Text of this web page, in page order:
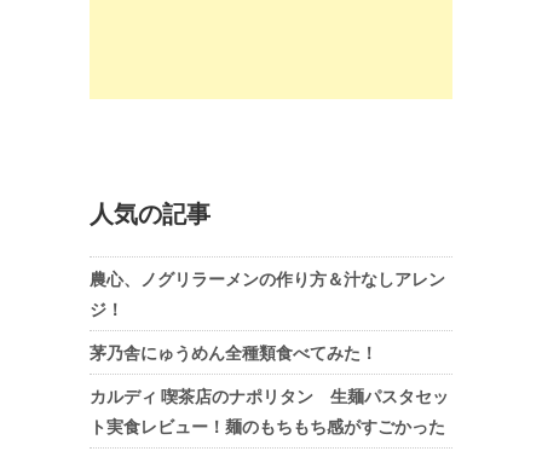
人気の記事
農心、ノグリラーメンの作り方＆汁なしアレン
ジ！
茅乃舎にゅうめん全種類食べてみた！
カルディ 喫茶店のナポリタン 生麺パスタセッ
ト実食レビュー！麺のもちもち感がすごかった